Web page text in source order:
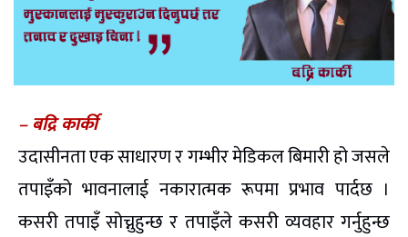
– बद्रि कार्की
उदासीनता एक साधारण र गम्भीर मेडिकल बिमारी हो जसले
तपाइँको भावनालाई नकारात्मक रूपमा प्रभाव पार्दछ ।
कसरी तपाइँ सोच्नुहुन्छ र तपाइँले कसरी व्यवहार गर्नुहुन्छ